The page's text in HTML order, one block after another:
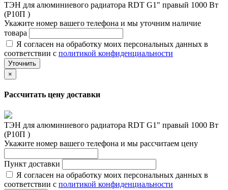
ТЭН для алюминиевого радиатора RDT G1" правый 1000 Вт
(Р10П )
Укажите номер вашего телефона и мы уточним наличие
товара
Я согласен на обработку моих персональных данных в
соответствии с политикой конфиденциальности
Уточнить
×
Рассчитать цену доставки
ТЭН для алюминиевого радиатора RDT G1" правый 1000 Вт
(Р10П )
Укажите номер вашего телефона и мы рассчитаем цену
Пункт доставки
Я согласен на обработку моих персональных данных в
соответствии с политикой конфиденциальности